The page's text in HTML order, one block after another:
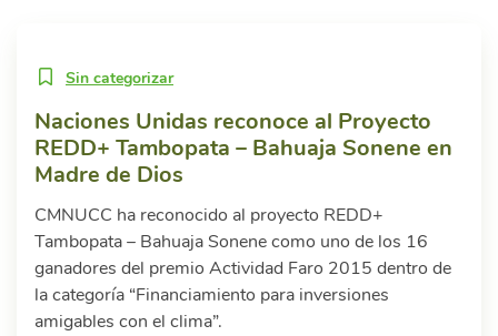
Sin categorizar
Naciones Unidas reconoce al Proyecto
REDD+ Tambopata – Bahuaja Sonene en
Madre de Dios
CMNUCC ha reconocido al proyecto REDD+
Tambopata – Bahuaja Sonene como uno de los 16
ganadores del premio Actividad Faro 2015 dentro de
la categoría “Financiamiento para inversiones
amigables con el clima”.